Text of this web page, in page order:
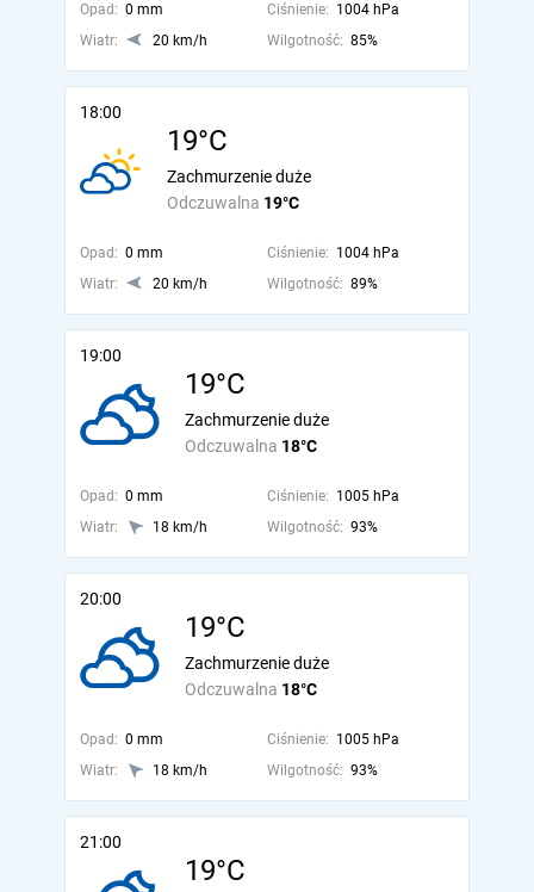
Opad: 0 mm Ciśnienie: 1004 hPa
Wiatr:
20 km/h Wilgotność: 85%
18:00
19°C
Odczuwalna 19°C
Zachmurzenie duże
Opad: 0 mm Ciśnienie: 1004 hPa
Wiatr:
20 km/h Wilgotność: 89%
19:00
19°C
Odczuwalna 18°C
Zachmurzenie duże
Opad: 0 mm Ciśnienie: 1005 hPa
Wiatr:
18 km/h Wilgotność: 93%
20:00
19°C
Odczuwalna 18°C
Zachmurzenie duże
Opad: 0 mm Ciśnienie: 1005 hPa
Wiatr:
18 km/h Wilgotność: 93%
21:00
19°C